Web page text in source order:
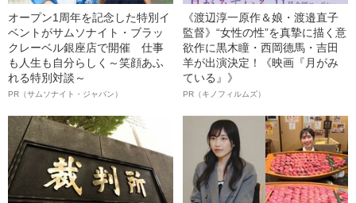
オープン1周年を記念した特別イ
ベントがサムソナイト・ブラッ
クレーベル銀座店で開催 仕事
も人生も自分らしく～笑顔あふ
れる特別対談～
PR（サムソナイト・ジャパン）
《渡辺淳一原作＆娘・渡邉直子
監督》“女性の性”を真摯に描く意
欲作に黒木瞳・西岡德馬・吉田
羊が出演決定！《映画『月がみ
ている』》
PR（キノフィルムズ）